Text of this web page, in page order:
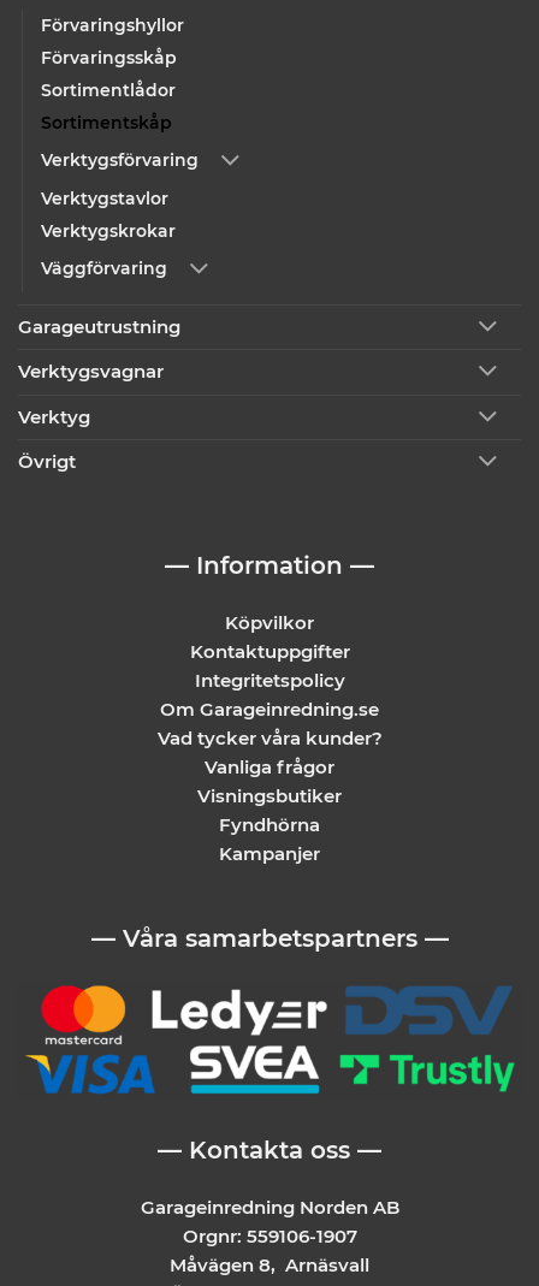
Förvaringshyllor
Förvaringsskåp
Sortimentlådor
Sortimentskåp
Verktygsförvaring
Verktygstavlor
Verktygskrokar
Väggförvaring
Garageutrustning
Verktygsvagnar
Verktyg
Övrigt
— Information —
Köpvilkor
Kontaktuppgifter
Integritetspolicy
Om Garageinredning.se
Vad tycker våra kunder?
Vanliga frågor
Visningsbutiker
Fyndhörna
Kampanjer
— Våra samarbetspartners —
— Kontakta oss —
Garageinredning Norden AB
Orgnr: 559106-1907
Måvägen 8, Arnäsvall